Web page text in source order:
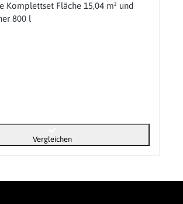
Komplettset Fläche 15,04 m² und
800 l
Vergleichen